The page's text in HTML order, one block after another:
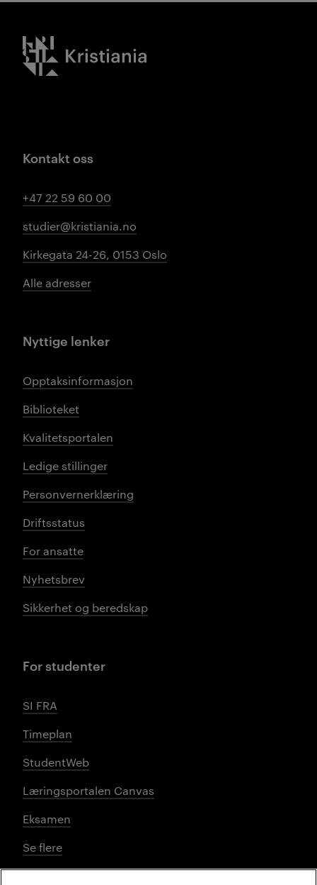
Kristiania logo
Kontakt oss
+47 22 59 60 00
studier@kristiania.no
Kirkegata 24-26, 0153 Oslo
Alle adresser
Nyttige lenker
Opptaksinformasjon
Biblioteket
Kvalitetsportalen
Ledige stillinger
Personvernerklæring
Driftsstatus
For ansatte
Nyhetsbrev
Sikkerhet og beredskap
For studenter
SI FRA
Timeplan
StudentWeb
Læringsportalen Canvas
Eksamen
Se flere